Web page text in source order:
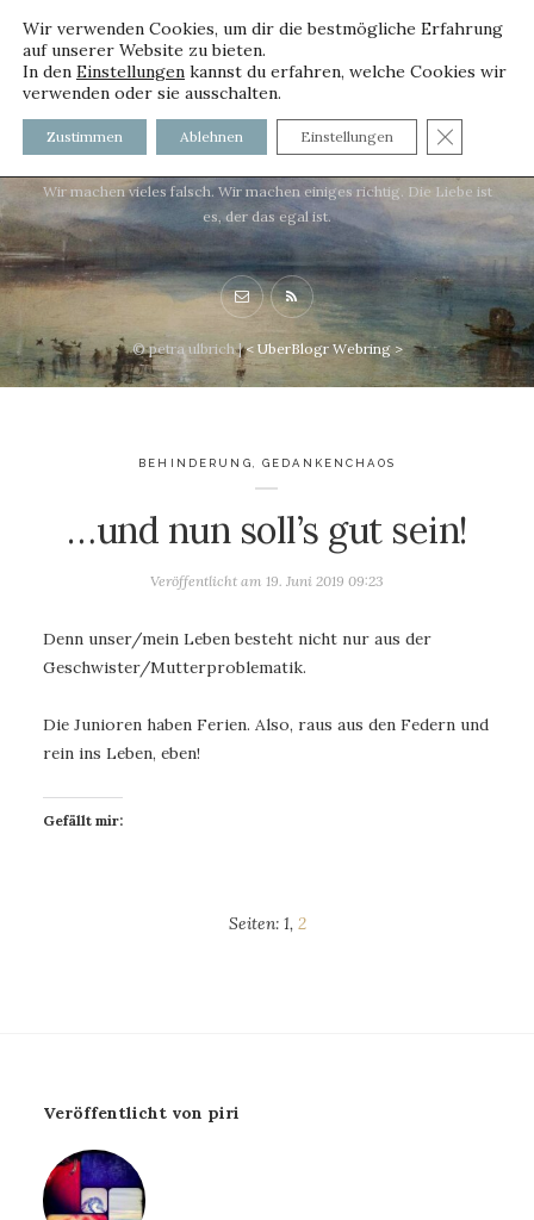
voller worte - mit und ohne
Innenfutter
Wir machen vieles falsch. Wir machen einiges richtig. Die Liebe ist
es, der das egal ist.
© petra ulbrich |< UberBlogr Webring >
BEHINDERUNG GEDANKENCHAOS
…und nun soll’s gut sein!
Veröffentlicht am 19. Juni 2019 09:23
Denn unser/mein Leben besteht nicht nur aus der
Geschwister/Mutterproblematik.
Die Junioren haben Ferien. Also, raus aus den Federn und
rein ins Leben, eben!
Gefällt mir:
Seiten: 1, 2
Veröffentlicht von piri
Wir verwenden Cookies, um dir die bestmögliche Erfahrung
auf unserer Website zu bieten.
In den Einstellungen kannst du erfahren, welche Cookies wir
verwenden oder sie ausschalten.
Zustimmen Ablehnen Einstellungen GDPR